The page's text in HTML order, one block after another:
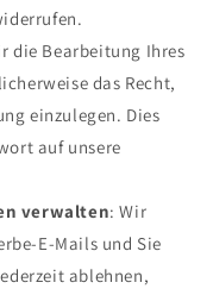
die Bearbeitung Ihres
das Recht,
einzulegen. Dies
auf unsere
verwalten: Wir
E-Mails und Sie
ablehnen,